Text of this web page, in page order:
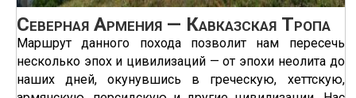
Северная Армения — Кавказская Тропа
Маршрут данного похода позволит нам пересечь
несколько эпох и цивилизаций — от эпохи неолита до
наших дней, окунувшись в греческую, хеттскую,